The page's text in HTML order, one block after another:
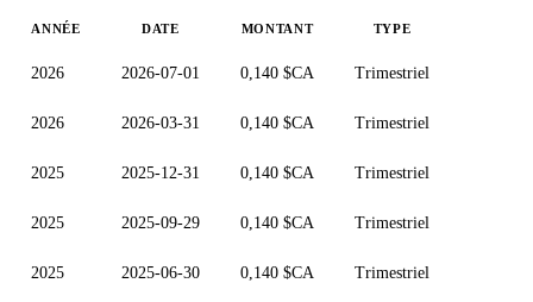
ANNÉE DATE MONTANT TYPE
2026 2026-07-01 0,140 $CA Trimestriel
2026 2026-03-31 0,140 $CA Trimestriel
2025 2025-12-31 0,140 $CA Trimestriel
2025 2025-09-29 0,140 $CA Trimestriel
2025 2025-06-30 0,140 $CA Trimestriel